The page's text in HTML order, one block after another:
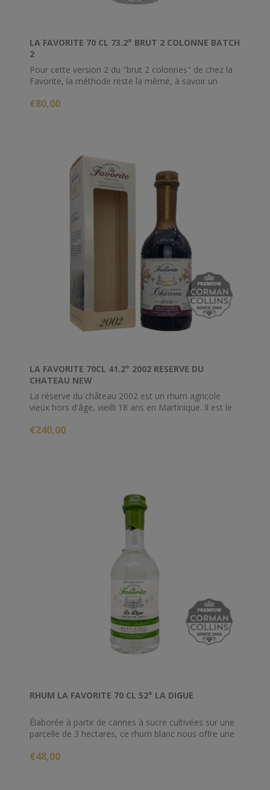
LA FAVORITE 70 CL 73.2° BRUT 2 COLONNE BATCH
2
Pour cette version 2 du "brut 2 colonnes" de chez la
Favorite, la méthode reste la même, à savoir un
distillés à partir des deux colonnes créoles de la
€80,00
LA FAVORITE 70CL 41.2° 2002 RESERVE DU
CHATEAU NEW
La réserve du château 2002 est un rhum agricole
vieux hors d'âge, vieilli 18 ans en Martinique. Il est le
et français.
€240,00
RHUM LA FAVORITE 70 CL 52° LA DIGUE
Élaborée à partir de cannes à sucre cultivées sur une
parcelle de 3 hectares, ce rhum blanc nous offre une
€48,00